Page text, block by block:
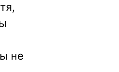
не